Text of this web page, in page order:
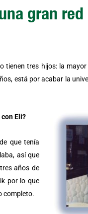
gran red
tienen tres hijos: la
está por acabar la
Eli?
que tenía
así que
años de
por lo que
completo.